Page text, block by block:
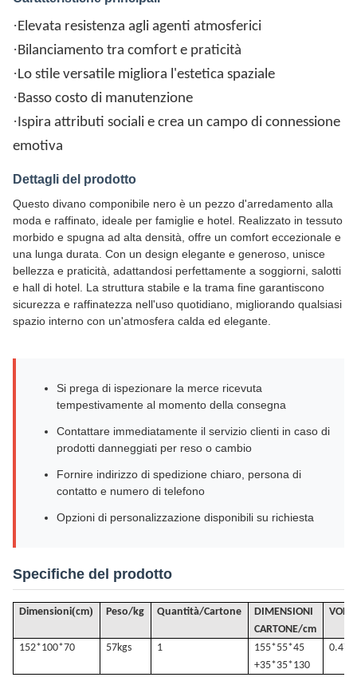
·Elevata resistenza agli agenti atmosferici
·Bilanciamento tra comfort e praticità
·Lo stile versatile migliora l'estetica spaziale
·Basso costo di manutenzione
·Ispira attributi sociali e crea un campo di connessione
emotiva
Dettagli del prodotto
Questo divano componibile nero è un pezzo d'arredamento alla
moda e raffinato, ideale per famiglie e hotel. Realizzato in tessuto
morbido e spugna ad alta densità, offre un comfort eccezionale e
una lunga durata. Con un design elegante e generoso, unisce
bellezza e praticità, adattandosi perfettamente a soggiorni, salotti
e hall di hotel. La struttura stabile e la trama fine garantiscono
sicurezza e raffinatezza nell'uso quotidiano, migliorando qualsiasi
spazio interno con un'atmosfera calda ed elegante.
Si prega di ispezionare la merce ricevuta
tempestivamente al momento della consegna
Contattare immediatamente il servizio clienti in caso di
prodotti danneggiati per reso o cambio
Fornire indirizzo di spedizione chiaro, persona di
contatto e numero di telefono
Opzioni di personalizzazione disponibili su richiesta
Specifiche del prodotto
Dimensioni(cm) Peso/kg Quantità/Cartone
DIMENSIONI
CARTONE/cm
152*100*70 57kgs 1
155*55*45
+35*35*130
0.47